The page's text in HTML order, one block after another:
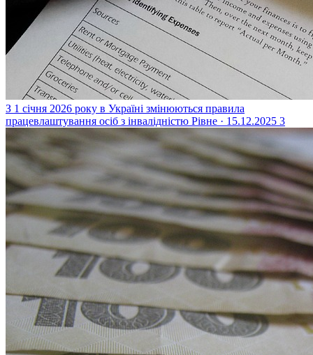
З 1 січня 2026 року в Україні змінюються правила
працевлаштування осіб з інвалідністю Рівне · 15.12.2025 3